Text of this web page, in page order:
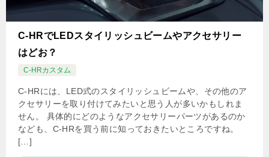
C-HRでLEDスタイリッシュビームやアクセサリー
はどお？
C-HRカスタム
C-HRには、LED式のスタイリッシュビームや、その他のア
クセサリーを取り付けてみたいと思う人が多いかもしれま
せん。 具体的にどのようなアクセサリーパーツがあるのか
なども、C-HRを買う前に知っておきたいところですね。
[…]